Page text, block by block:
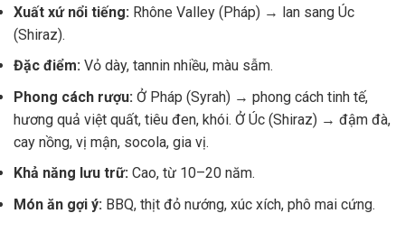
Xuất xứ nổi tiếng: Rhône Valley (Pháp) → lan sang Úc
(Shiraz).
Đặc điểm: Vỏ dày, tannin nhiều, màu sẫm.
Phong cách rượu: Ở Pháp (Syrah) → phong cách tinh tế,
hương quả việt quất, tiêu đen, khói. Ở Úc (Shiraz) → đậm đà,
cay nồng, vị mận, socola, gia vị.
Khả năng lưu trữ: Cao, từ 10–20 năm.
Món ăn gợi ý: BBQ, thịt đỏ nướng, xúc xích, phô mai cứng.